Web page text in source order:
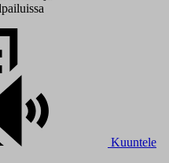
Kuuntele